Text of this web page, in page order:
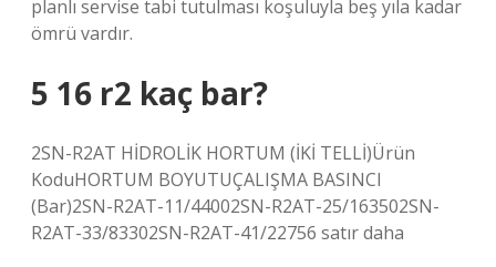
planlı servise tabi tutulması koşuluyla beş yıla kadar
ömrü vardır.
5 16 r2 kaç bar?
2SN-R2AT HİDROLİK HORTUM (İKİ TELLİ)Ürün
KoduHORTUM BOYUTUÇALIŞMA BASINCI
(Bar)2SN-R2AT-11/44002SN-R2AT-25/163502SN-
R2AT-33/83302SN-R2AT-41/22756 satır daha